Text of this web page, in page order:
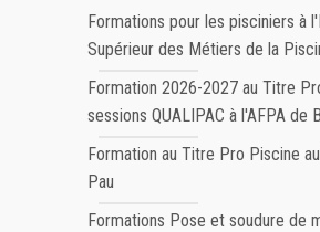
Formations pour les pisciniers à
Supérieur des Métiers de la
Formation 2026-2027 au Titre
sessions QUALIPAC à l'AFPA de
Formation au Titre Pro Piscine
Pau
Formations Pose et soudure de